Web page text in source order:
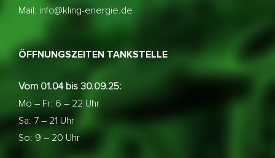
Mail: info@kling-energie.de
ÖFFNUNGSZEITEN TANKSTELLE
Vom 01.04 bis 30.09.25:
Mo – Fr: 6 – 22 Uhr
Sa: 7 – 21 Uhr
So: 9 – 20 Uhr